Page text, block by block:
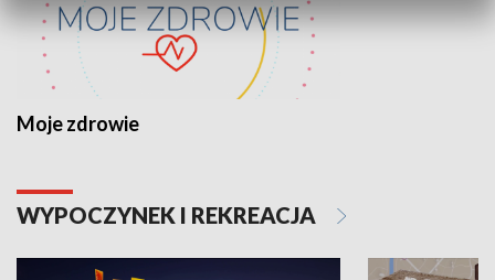
Moje zdrowie
WYPOCZYNEK I REKREACJA